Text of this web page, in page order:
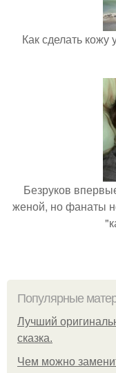
Как сделать
Безруков
женой, но фанаты
Популярные
Лучший
сказка.
Чем можно